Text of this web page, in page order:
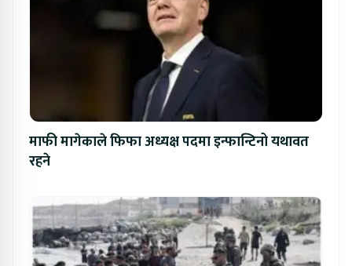
माफी मागेकाले फिफा अध्यक्ष पदमा इन्फान्टिनो यथावत
रहने